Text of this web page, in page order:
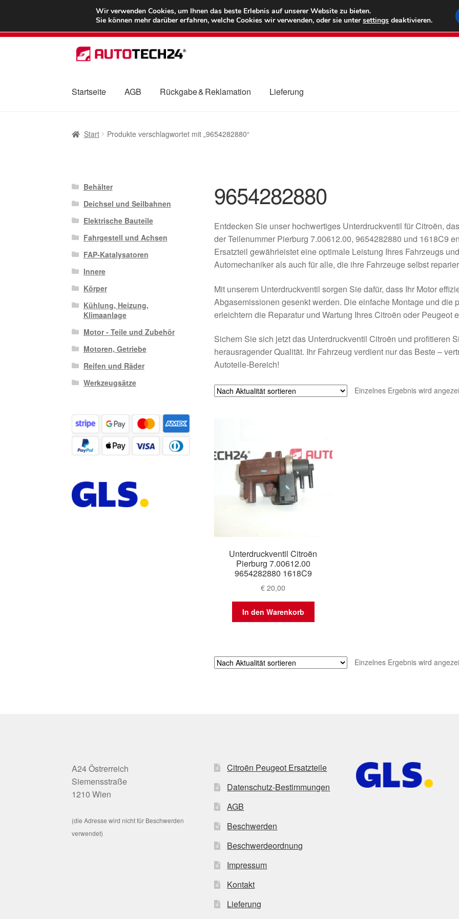
LIEFERUNG ab 6 EUR
(800)
Zur
Navigation
Zum
Inhalt
Startseite
AGB Rückgabe & Reklamation Lieferung
Start Produkte verschlagwortet mit „9654282880“
9654282880
Entdecken Sie unser hochwertiges Unterdruckventil für Citroën,
der Teilenummer Pierburg 7.00612.00, 9654282880 und 1618C9
Ersatzteil gewährleistet eine optimale Leistung Ihres Fahrzeugs
Automechaniker als auch für alle, die ihre Fahrzeuge selbst
Mit unserem Unterdruckventil sorgen Sie dafür, dass Ihr Motor
Abgasemissionen gesenkt werden. Die einfache Montage und die
erleichtern die Reparatur und Wartung Ihres Citroën oder Peugeot
Sichern Sie sich jetzt das Unterdruckventil Citroën und profitieren
herausragender Qualität. Ihr Fahrzeug verdient nur das Beste –
Autoteile-Bereich!
Einzelnes Ergebnis wird
Unterdruckventil Citroën
Pierburg 7.00612.00
9654282880 1618C9
€ 20,00
In den Warenkorb
Einzelnes Ergebnis wird
Behälter
Deichsel und Seilbahnen
Elektrische Bauteile
Fahrgestell und Achsen
FAP-Katalysatoren
Innere
Körper
Kühlung, Heizung,
Klimaanlage
Motor - Teile und Zubehör
Motoren, Getriebe
Reifen und Räder
Werkzeugsätze
A24 Östrerreich
Siemensstraße
1210 Wien
(die Adresse wird nicht für Beschwerden
verwendet)
Citroën Peugeot Ersatzteile
Datenschutz-Bestimmungen
AGB
Beschwerden
Beschwerdeordnung
Impressum
Kontakt
Lieferung
Wir verwenden Cookies, um Ihnen das beste Erlebnis auf unserer Website zu bieten.
Sie können mehr darüber erfahren, welche Cookies wir verwenden, oder sie untersettings deaktivieren.